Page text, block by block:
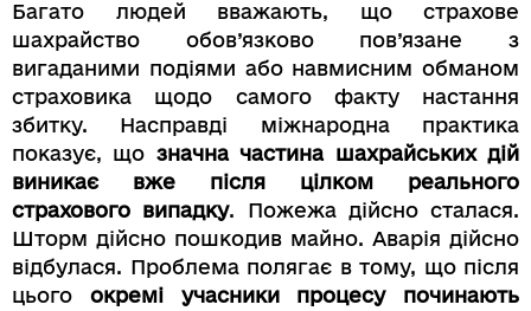
Багато людей вважають, що страхове
шахрайство обов’язково пов’язане з
вигаданими подіями або навмисним обманом
страховика щодо самого факту настання
збитку. Насправді міжнародна практика
показує, що значна частина шахрайських дій
виникає вже після цілком реального
страхового випадку. Пожежа дійсно сталася.
Шторм дійсно пошкодив майно. Аварія дійсно
відбулася. Проблема полягає в тому, що після
цього окремі учасники процесу починають